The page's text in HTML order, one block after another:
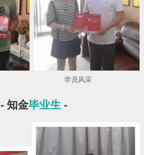
学员风采
- 知金毕业生 -